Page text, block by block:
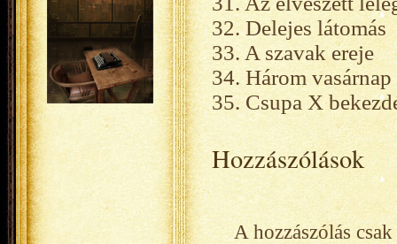
32. Delejes látomás
33. A szavak ereje
34. Három
35. Csupa X
Hozzászólások
A hozzászólás